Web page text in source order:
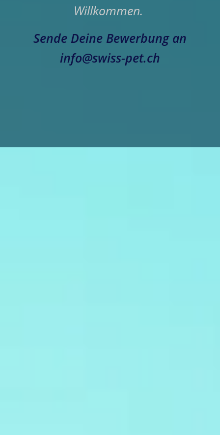
Willkommen.
Sende Deine Bewerbung an
info@swiss-pet.ch